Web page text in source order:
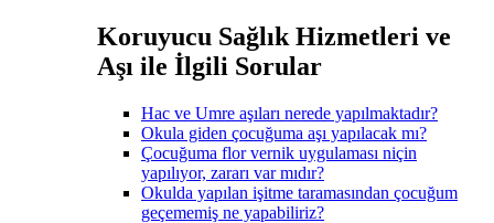
Koruyucu Sağlık Hizmetleri ve
Aşı ile İlgili Sorular
Hac ve Umre aşıları nerede yapılmaktadır?
Okula giden çocuğuma aşı yapılacak mı?
Çocuğuma flor vernik uygulaması niçin
yapılıyor, zararı var mıdır?
Okulda yapılan işitme taramasından çocuğum
geçememiş ne yapabiliriz?